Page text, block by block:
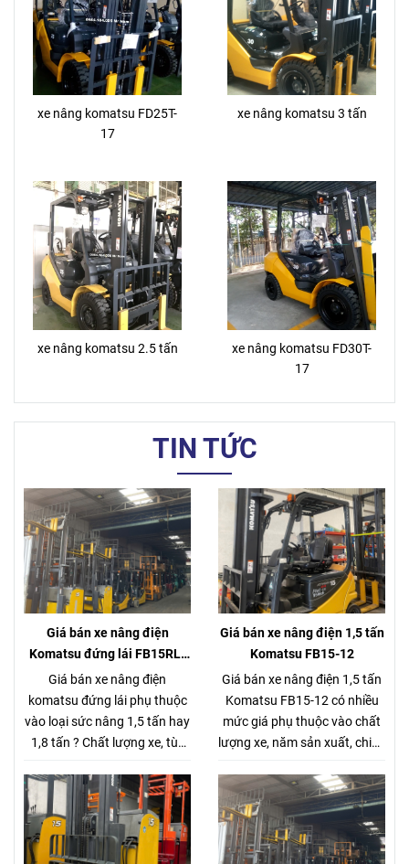
xe nâng komatsu FD25T-
17
xe nâng komatsu 3 tấn
xe nâng komatsu 2.5 tấn
xe nâng komatsu FD30T-
17
TIN TỨC
Giá bán xe nâng điện
Komatsu đứng lái FB15RL-
15
Giá bán xe nâng điện
komatsu đứng lái phụ thuộc
vào loại sức nâng 1,5 tấn hay
1,8 tấn ? Chất lượng xe, tùy
xe thực tế, vỏ xe mới hay vỏ
xe cũ, bình điện Axit chì hay
Bình điện Pin Lithium,... rất
nhiều yếu tố để quyết định giá
Giá bán xe nâng điện 1,5 tấn
Komatsu FB15-12
Giá bán xe nâng điện 1,5 tấn
Komatsu FB15-12 có nhiều
mức giá phụ thuộc vào chất
lượng xe, năm sản xuất, chiều
nâng, tình trạng xe thế nào:
Lốp xe mới hay lốp xe cũ, ...